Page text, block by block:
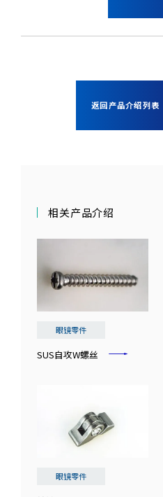
返回产品介绍列表
相关产品介绍
眼镜零件
SUS自攻W螺丝
眼镜零件